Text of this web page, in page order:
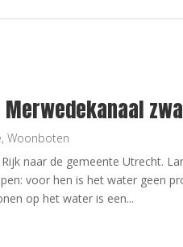
, Woonboten
naar de gemeente Utrecht.
voor hen is het water geen
op het water is een...